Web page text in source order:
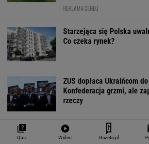
REKLAMA CENEO
Starzejąca się Polska
Co czeka rynek?
ZUS dopłaca Ukraińcom
Konfederacja grzmi, ale
rzeczy
Quiz Wideo Gazeta.pl